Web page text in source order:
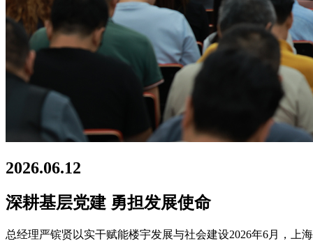
2026.06.12
深耕基层党建 勇担发展使命
总经理严镔贤以实干赋能楼宇发展与社会建设2026年6月，上